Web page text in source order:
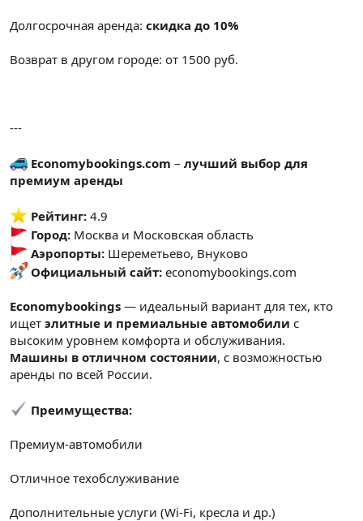
Долгосрочная аренда: скидка до 10%
Возврат в другом городе: от 1500 руб.
---
Economybookings.com – лучший выбор для
премиум аренды
Рейтинг: 4.9
Город: Москва и Московская область
Аэропорты: Шереметьево, Внуково
Официальный сайт: economybookings.com
Economybookings — идеальный вариант для тех, кто
ищет элитные и премиальные автомобили с
высоким уровнем комфорта и обслуживания.
Машины в отличном состоянии, с возможностью
аренды по всей России.
Преимущества:
Премиум-автомобили
Отличное техобслуживание
Дополнительные услуги (Wi-Fi, кресла и др.)